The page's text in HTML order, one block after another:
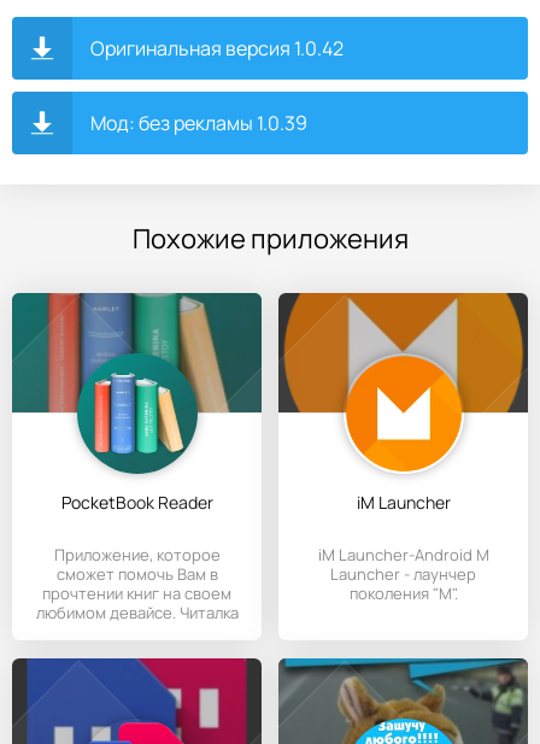
Оригинальная версия 1.0.42
Мод: без рекламы 1.0.39
Похожие приложения
PocketBook Reader
Приложение, которое
сможет помочь Вам в
прочтении книг на своем
любимом девайсе. Читалка
iM Launcher
iM Launcher-Android M
Launcher - лаунчер
поколения "М".